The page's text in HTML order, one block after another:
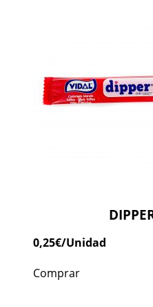
0,25€/Unidad
Comprar